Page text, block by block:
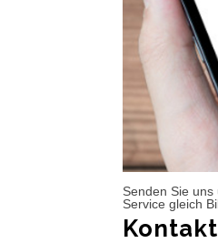
Senden Sie
Service gleich